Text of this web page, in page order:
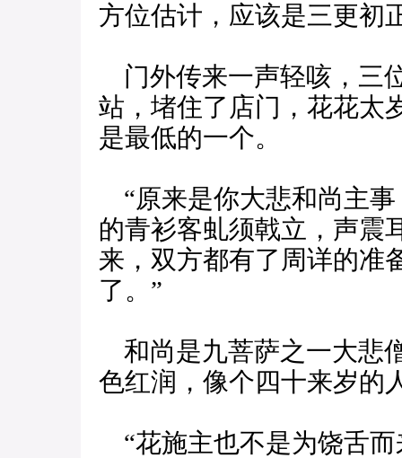
方位估计，应该是三更初
门外传来一声轻咳，三
站，堵住了店门，花花太
是最低的一个。
“原来是你大悲和尚主事
的青衫客虬须戟立，声震
来，双方都有了周详的准
了。”
和尚是九菩萨之一大悲
色红润，像个四十来岁的
“花施主也不是为饶舌